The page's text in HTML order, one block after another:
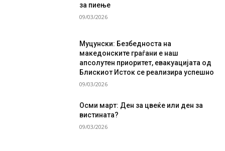
за пиење
09/03/2026
Муцунски: Безбедноста на
македонските граѓани е наш
апсолутен приоритет, евакуацијата од
Блискиот Исток се реализира успешно
09/03/2026
Осми март: Ден за цвеќе или ден за
вистината?
09/03/2026